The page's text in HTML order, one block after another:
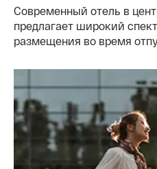
Современный отель в
предлагает широкий
размещения во время